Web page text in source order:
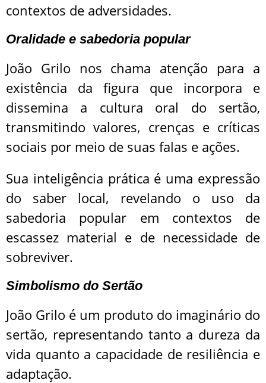
contextos de adversidades.
Oralidade e sabedoria popular
João Grilo nos chama atenção para a
existência da figura que incorpora e
dissemina a cultura oral do sertão,
transmitindo valores, crenças e críticas
sociais por meio de suas falas e ações.
Sua inteligência prática é uma expressão
do saber local, revelando o uso da
sabedoria popular em contextos de
escassez material e de necessidade de
sobreviver.
Simbolismo do Sertão
João Grilo é um produto do imaginário do
sertão, representando tanto a dureza da
vida quanto a capacidade de resiliência e
adaptação.